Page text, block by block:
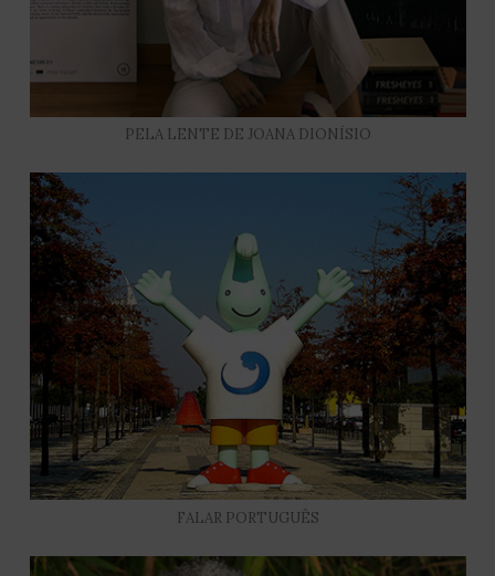
PELA LENTE DE JOANA DIONÍSIO
FALAR PORTUGUÊS